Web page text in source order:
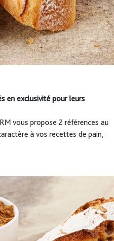
en exclusivité pour leurs
vous propose 2 références au
à vos recettes de pain,